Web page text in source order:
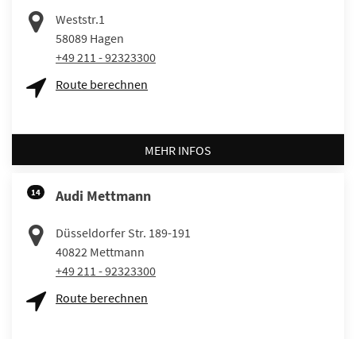
Weststr.1
58089 Hagen
+49 211 - 92323300
Route berechnen
MEHR INFOS
14 Audi Mettmann
Düsseldorfer Str. 189-191
40822 Mettmann
+49 211 - 92323300
Route berechnen